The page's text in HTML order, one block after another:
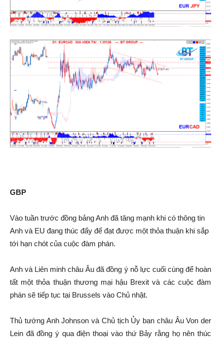
GBP
Vào tuần trước đồng bảng Anh đã tăng mạnh khi có thông tin
Anh và EU đang thúc đẩy để đạt được một thỏa thuận khi sắp
tới hạn chót của cuộc đàm phán.
Anh và Liên minh châu Âu đã đồng ý nỗ lực cuối cùng để hoàn
tất một thỏa thuận thương mại hậu Brexit và các cuộc đàm
phán sẽ tiếp tục tại Brussels vào Chủ nhật.
Thủ tướng Anh Johnson và Chủ tịch Ủy ban châu Âu Von der
Lein đã đồng ý qua điện thoại vào thứ Bảy rằng họ nên thúc